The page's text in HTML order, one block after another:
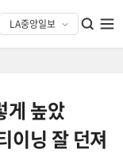
게 높았
이닝 잘 던져